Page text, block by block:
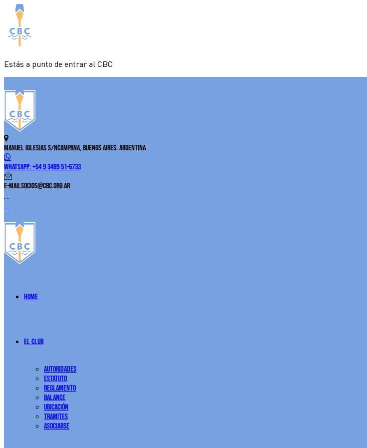
Estás a punto de entrar al CBC
Manuel Iglesias S/NCampana, Buenos Aires. Argentina
WhatsApp:+54 9 3489 51-6733
E-Mailsocios@cbc.org.ar
Home
El Club
Autoridades
Estatuto
Reglamento
Balance
Ubicación
Tramites
Asociarse